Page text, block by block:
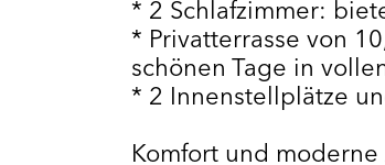
* 2 Schlafzimmer:
* Privatterrasse von
schönen Tage in
* 2 Innenstellplätze
Komfort und